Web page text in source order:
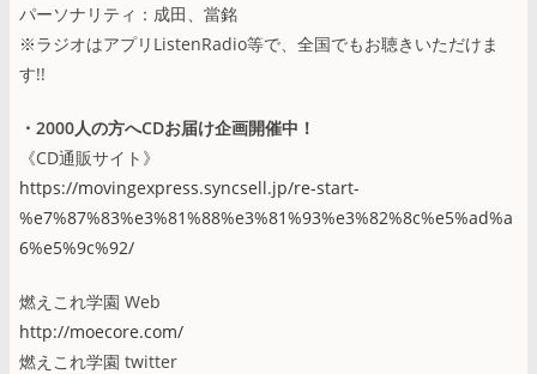
パーソナリティ：成田、當銘
※ラジオはアプリListenRadio等で、全国でもお聴きいただけま
す!!
・2000人の方へCDお届け企画開催中！
《CD通販サイト》
https://movingexpress.syncsell.jp/re-start-
%e7%87%83%e3%81%88%e3%81%93%e3%82%8c%e5%ad%a
6%e5%9c%92/
燃えこれ学園 Web
http://moecore.com/
燃えこれ学園 twitter